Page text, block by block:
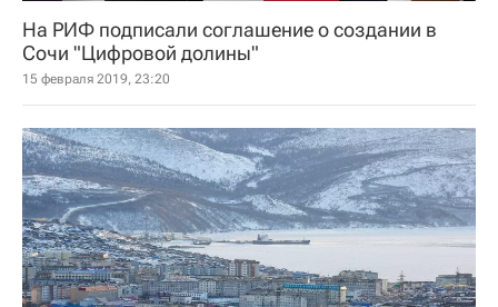
На РИФ подписали соглашение о создании в
Сочи "Цифровой долины"
15 февраля 2019, 23:20